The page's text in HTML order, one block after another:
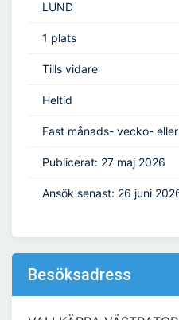
LUND
1 plats
Tills vidare
Heltid
Fast månads- vecko-
Publicerat: 27 maj 2026
Ansök senast: 26 juni
Besöksadress